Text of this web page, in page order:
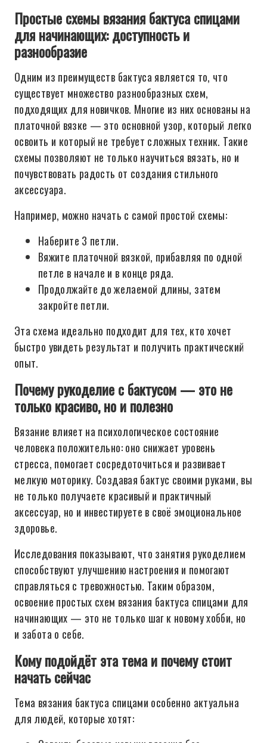
Простые схемы вязания бактуса спицами
для начинающих: доступность и
разнообразие
Одним из преимуществ бактуса является то, что
существует множество разнообразных схем,
подходящих для новичков. Многие из них основаны на
платочной вязке — это основной узор, который легко
освоить и который не требует сложных техник. Такие
схемы позволяют не только научиться вязать, но и
почувствовать радость от создания стильного
аксессуара.
Например, можно начать с самой простой схемы:
Наберите 3 петли.
Вяжите платочной вязкой, прибавляя по одной
петле в начале и в конце ряда.
Продолжайте до желаемой длины, затем
закройте петли.
Эта схема идеально подходит для тех, кто хочет
быстро увидеть результат и получить практический
опыт.
Почему рукоделие с бактусом — это не
только красиво, но и полезно
Вязание влияет на психологическое состояние
человека положительно: оно снижает уровень
стресса, помогает сосредоточиться и развивает
мелкую моторику. Создавая бактус своими руками, вы
не только получаете красивый и практичный
аксессуар, но и инвестируете в своё эмоциональное
здоровье.
Исследования показывают, что занятия рукоделием
способствуют улучшению настроения и помогают
справляться с тревожностью. Таким образом,
освоение простых схем вязания бактуса спицами для
начинающих — это не только шаг к новому хобби, но
и забота о себе.
Кому подойдёт эта тема и почему стоит
начать сейчас
Тема вязания бактуса спицами особенно актуальна
для людей, которые хотят: